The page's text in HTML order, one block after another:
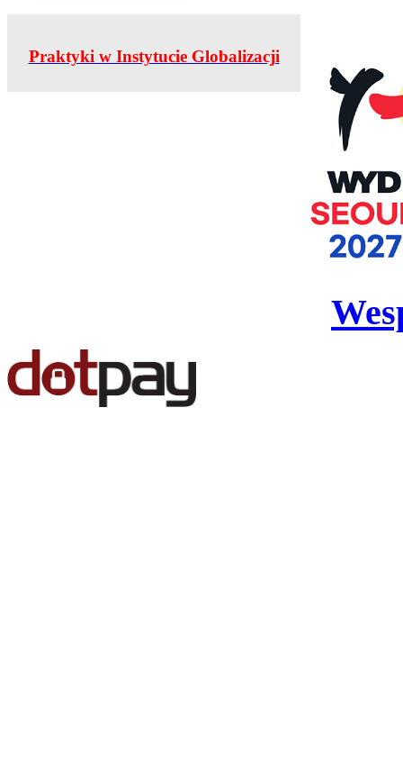
Praktyki w Instytucie Globalizacji